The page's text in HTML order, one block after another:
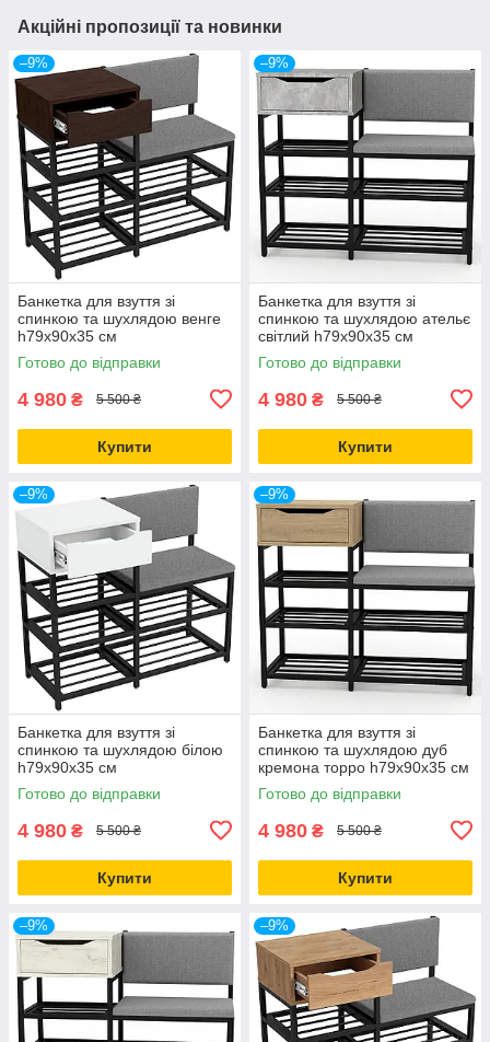
Акційні пропозиції та новинки
–9%
Банкетка для взуття зі
спинкою та шухлядою венге
h79х90х35 см
Готово до відправки
4 980 ₴ 5 500 ₴
Купити
–9%
Банкетка для взуття зі
спинкою та шухлядою ательє
світлий h79х90х35 см
Готово до відправки
4 980 ₴ 5 500 ₴
Купити
–9%
Банкетка для взуття зі
спинкою та шухлядою білою
h79х90х35 см
Готово до відправки
4 980 ₴ 5 500 ₴
Купити
–9%
Банкетка для взуття зі
спинкою та шухлядою дуб
кремона торро h79х90х35 см
Готово до відправки
4 980 ₴ 5 500 ₴
Купити
–9% –9%